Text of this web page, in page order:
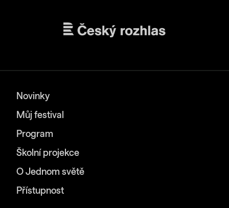
Novinky
Můj festival
Program
Školní projekce
O Jednom světě
Přístupnost